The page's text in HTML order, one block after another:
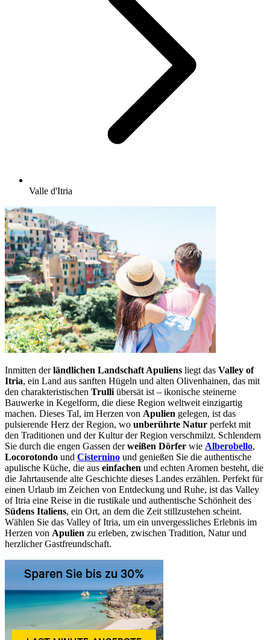
Valle d'Itria
Inmitten derländlichen Landschaft Apuliens liegt das Valley of
Itria, ein Land aus sanften Hügeln und alten Olivenhainen, das mit
den charakteristischen Trulli übersät ist – ikonische steinerne
Bauwerke in Kegelform, die diese Region weltweit einzigartig
machen. Dieses Tal, im Herzen von Apulien gelegen, ist das
pulsierende Herz der Region, wo unberührte Natur perfekt mit
den Traditionen und der Kultur der Region verschmilzt. Schlendern
Sie durch die engen Gassen derweißen Dörfer wie Alberobello,
Locorotondo und Cisternino und genießen Sie die authentische
apulische Küche, die aus einfachen und echten Aromen besteht, die
die Jahrtausende alte Geschichte dieses Landes erzählen. Perfekt für
einen Urlaub im Zeichen von Entdeckung und Ruhe, ist das Valley
of Itria eine Reise in die rustikale und authentische Schönheit des
Südens Italiens, ein Ort, an dem die Zeit stillzustehen scheint.
Wählen Sie das Valley of Itria, um ein unvergessliches Erlebnis im
Herzen von Apulien zu erleben, zwischen Tradition, Natur und
herzlicher Gastfreundschaft.